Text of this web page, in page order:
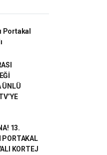
Portakal
ÜNLÜ
13.
PORTAKAL
KORTEJ